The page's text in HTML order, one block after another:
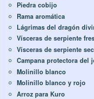
Piedra cobijo
Rama aromática
Lágrimas del dragón
Vísceras de serpiente
Vísceras de serpiente
Campana protectora del
Molinillo blanco
Molinillo blanco y rojo
Arroz para Kuro